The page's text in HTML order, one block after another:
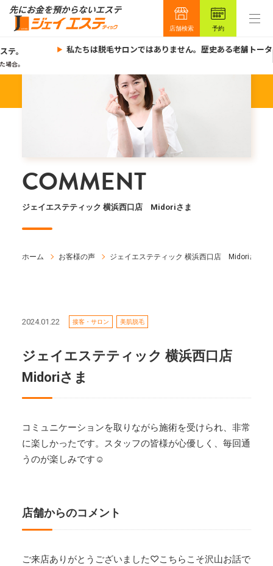
店舗検索 予約
テ。
合。
私たちは脱毛サロンではありません。歴史ある老舗トー
COMMENT
ジェイエステティック 横浜西口店 Midoriさま
ホーム お客様の声 ジェイエステティック 横浜西口店 Midoriさま
2024.01.22 接客・サロン 美肌脱毛
ジェイエステティック 横浜西口店
Midoriさま
コミュニケーションを取りながら施術を受けられ、非常
に楽しかったです。スタッフの皆様が心優しく、毎回通
うのが楽しみです☺
店舗からのコメント
ご来店ありがとうございました♡こちらこそ沢山お話で